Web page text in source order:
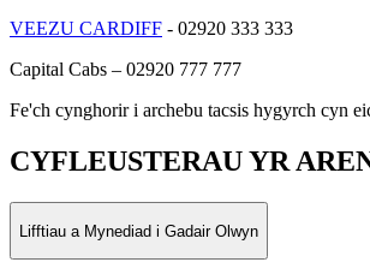
VEEZU CARDIFF - 02920 333 333
Capital Cabs – 02920 777 777
Fe'ch cynghorir i archebu tacsis hygyrch cyn
CYFLEUSTERAU YR
Lifftiau a Mynediad i Gadair Olwyn